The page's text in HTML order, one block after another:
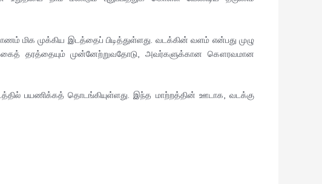
மிக முக்கிய இடத்தைப் பிடித்துள்ளது. வடக்கின் வளம் என்பது முழு
தரத்தையும் முன்னேற்றுவதோடு, அவர்களுக்கான கௌரவமான
பயணிக்கத் தொடங்கியுள்ளது. இந்த மாற்றத்தின் ஊடாக, வடக்கு